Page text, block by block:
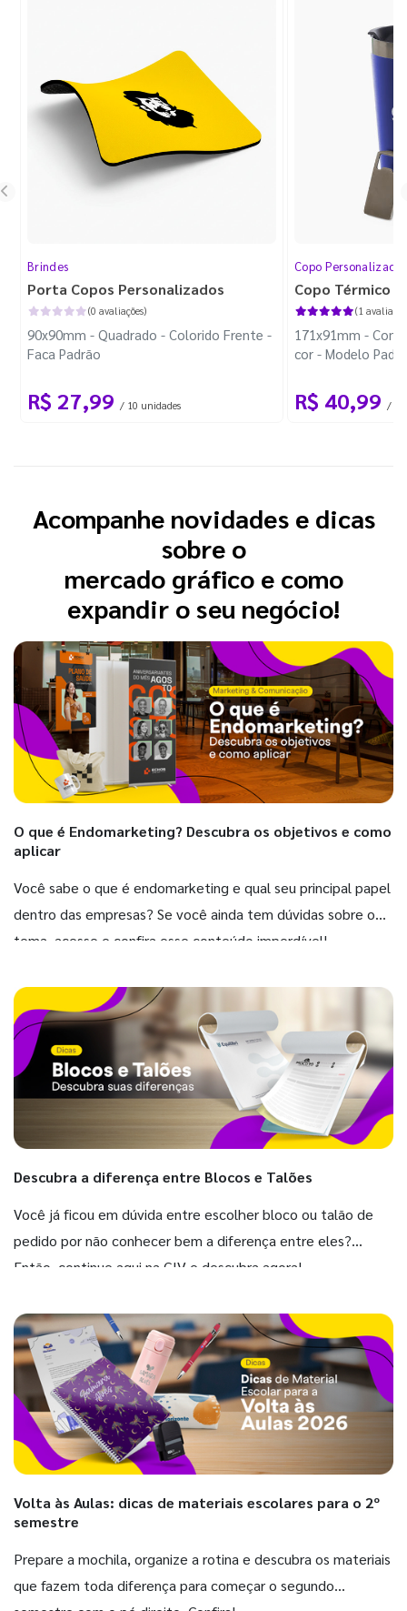
Brindes
Porta Copos Personalizados
(0 avaliações)
90x90mm - Quadrado - Colorido Frente -
Faca Padrão
R$ 27,99 / 10 unidades
Copo Personalizado
Copo Térmico
(1
171x91mm - Com
cor - Modelo
R$ 40,99 / 1
Acompanhe novidades e dicas
sobre o
mercado gráfico e como
expandir o seu negócio!
O que é Endomarketing? Descubra os objetivos e como
aplicar
Você sabe o que é endomarketing e qual seu principal papel
dentro das empresas? Se você ainda tem dúvidas sobre o
tema, acesse e confira esse conteúdo imperdível!
Descubra a diferença entre Blocos e Talões
Você já ficou em dúvida entre escolher bloco ou talão de
pedido por não conhecer bem a diferença entre eles?
Então, continue aqui na GIV e descubra agora!
Volta às Aulas: dicas de materiais escolares para o 2º
semestre
Prepare a mochila, organize a rotina e descubra os materiais
que fazem toda diferença para começar o segundo